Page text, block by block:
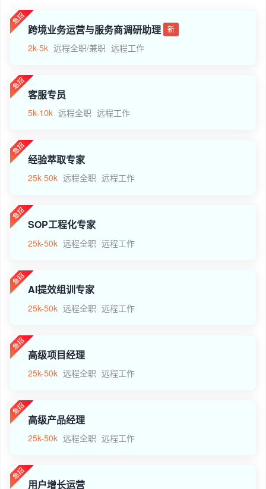
跨境业务运营与服务商调研助理 新
2k-5k 远程全职/兼职 远程工作
客服专员
5k-10k 远程全职 远程工作
经验萃取专家
25k-50k 远程全职 远程工作
SOP工程化专家
25k-50k 远程全职 远程工作
AI提效组训专家
25k-50k 远程全职 远程工作
高级项目经理
25k-50k 远程全职 远程工作
高级产品经理
25k-50k 远程全职 远程工作
用户增长运营